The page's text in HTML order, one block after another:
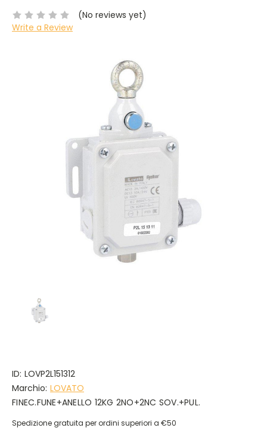
(No reviews yet)
Write a Review
ID: LOVP2L151312
Marchio: LOVATO
FINEC.FUNE+ANELLO 12KG 2NO+2NC SOV.+PUL.
Spedizione gratuita per ordini superiori a €50